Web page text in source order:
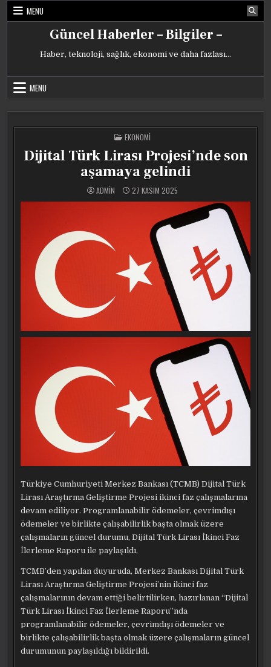
Skip
MENU
Güncel Haberler – Bilgiler –
Haber, teknoloji, sağlık, ekonomi ve daha fazlası…
MENU
POSTED
IN
EKONOMI
Dijital Türk Lirası Projesi’nde son
aşamaya gelindi
ADMIN 27 KASIM 2025
Türkiye Cumhuriyeti Merkez Bankası (TCMB) Dijital Türk
Lirası Araştırma Geliştirme Projesi ikinci faz çalışmalarına
devam ediliyor. Programlanabilir ödemeler, çevrimdışı
ödemeler ve birlikte çalışabilirlik başta olmak üzere
çalışmaların güncel durumu, Dijital Türk Lirası İkinci Faz
İlerleme Raporu ile paylaşıldı.
TCMB’den yapılan duyuruda, Merkez Bankası Dijital Türk
Lirası Araştırma Geliştirme Projesi’nin ikinci faz
çalışmalarının devam ettiği belirtilirken, hazırlanan “Dijital
Türk Lirası İkinci Faz İlerleme Raporu”nda
programlanabilir ödemeler, çevrimdışı ödemeler ve
birlikte çalışabilirlik başta olmak üzere çalışmaların güncel
durumunun paylaşıldığı bildirildi.